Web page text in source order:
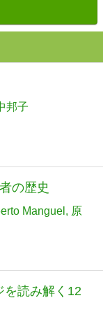
邦子
の歴史
Manguel
原
読み解く12